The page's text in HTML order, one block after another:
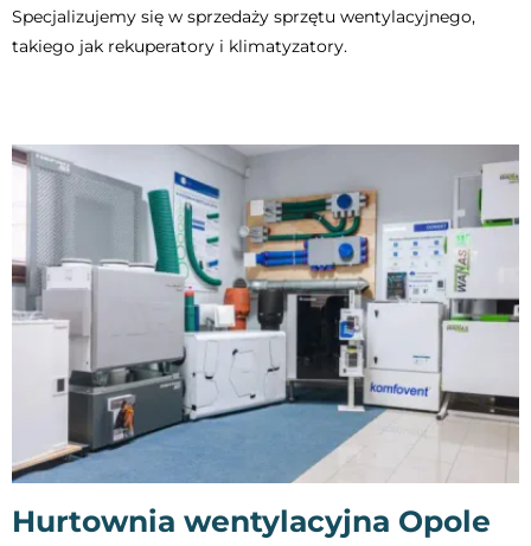
Specjalizujemy się w sprzedaży sprzętu wentylacyjnego,
takiego jak rekuperatory i klimatyzatory.
Hurtownia wentylacyjna Opole